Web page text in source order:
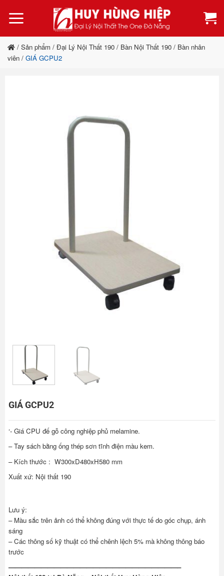
qua
dung
/ Sản phẩm / Đại Lý Nội Thất 190 / Bàn Nội Thất 190 / Bàn nhân
viên / GIÁ GCPU2
GIÁ GCPU2
‘- Giá CPU đế gỗ công nghiệp phủ melamine.
– Tay sách bằng ống thép sơn tĩnh điện màu kem.
– Kích thước : W300xD480xH580 mm
Xuất xứ: Nội thất 190
Lưu ý:
– Màu sắc trên ảnh có thể không đúng với thực tế do góc chụp, ánh
sáng
– Các thông số kỹ thuật có thể chênh lệch 5% mà không thông báo
trước
——————————————————————————–